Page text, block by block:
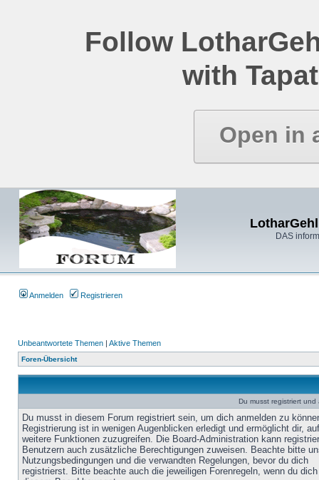
Follow
with
Open in
DAS
Anmelden Registrieren
Unbeantwortete Themen | Aktive Themen
Foren-Übersicht
Du musst registriert
Du musst in diesem Forum registriert sein, um dich anmelden zu
Registrierung ist in wenigen Augenblicken erledigt und ermöglicht dir, auf
weitere Funktionen zuzugreifen. Die Board-Administration kann
Benutzern auch zusätzliche Berechtigungen zuweisen. Beachte bitte
Nutzungsbedingungen und die verwandten Regelungen, bevor du dich
registrierst. Bitte beachte auch die jeweiligen Forenregeln, wenn du